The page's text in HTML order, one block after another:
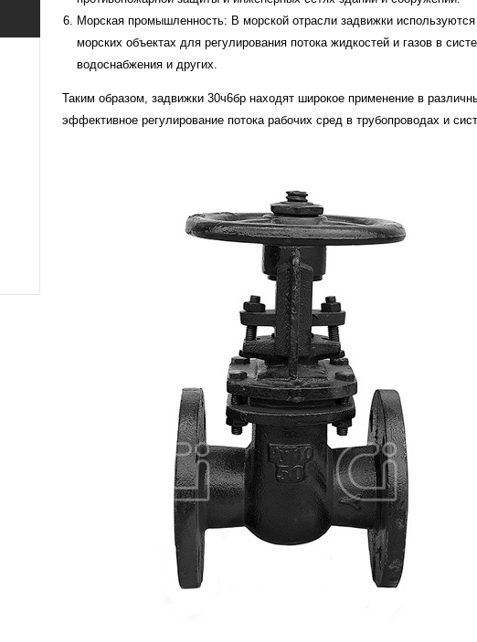
Морская промышленность: В морской отрасли задвижки
морских объектах для регулирования потока жидкостей и газов в
водоснабжения и других.
Таким образом, задвижки 30ч6бр находят широкое применение в
эффективное регулирование потока рабочих сред в трубопроводах и